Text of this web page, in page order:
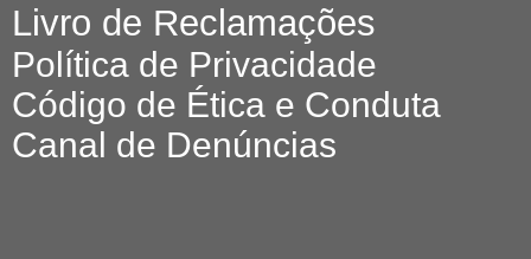
Livro de Reclamações
Política de Privacidade
Código de Ética e Conduta
Canal de Denúncias